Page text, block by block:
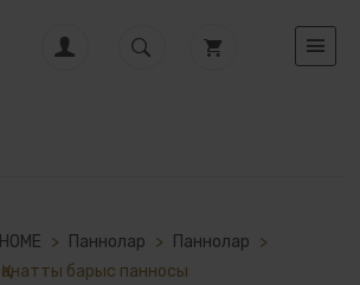
HOME > Паннолар > Паннолар >
Қанатты барыс панносы